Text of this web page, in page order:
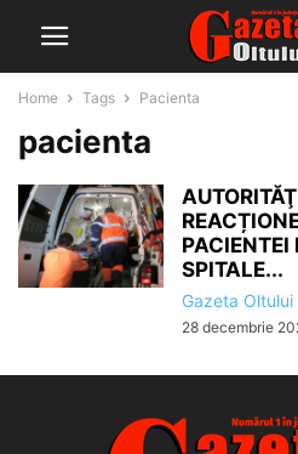
Home Tags Pacienta
pacienta
PACIENTEI
SPITALE...
Gazeta
28 decembrie